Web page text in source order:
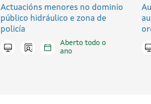
Actuacións menores no dominio
público hidráulico e zona de
policía
Tramitar en liña
Icono presencial
Aberto todo o
ano